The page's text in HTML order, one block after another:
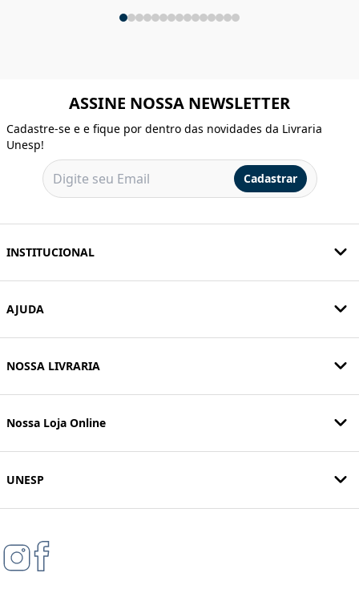
ASSINE NOSSA NEWSLETTER
Cadastre-se e e fique por dentro das novidades da Livraria
Unesp!
Cadastrar
INSTITUCIONAL
AJUDA
NOSSA LIVRARIA
Nossa Loja Online
UNESP